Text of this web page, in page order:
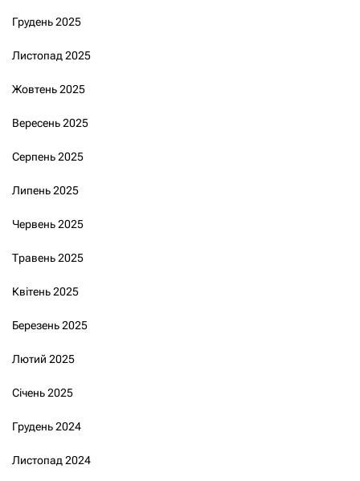
Грудень 2025
Листопад 2025
Жовтень 2025
Вересень 2025
Серпень 2025
Липень 2025
Червень 2025
Травень 2025
Квітень 2025
Березень 2025
Лютий 2025
Січень 2025
Грудень 2024
Листопад 2024